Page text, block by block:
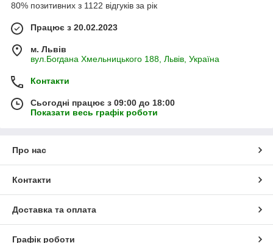
80% позитивних з 1122 відгуків за рік
Працює з 20.02.2023
м. Львів
вул.Богдана Хмельницького 188, Львів, Україна
Контакти
Сьогодні працює з 09:00 до 18:00
Показати весь графік роботи
Про нас
Контакти
Доставка та оплата
Графік роботи